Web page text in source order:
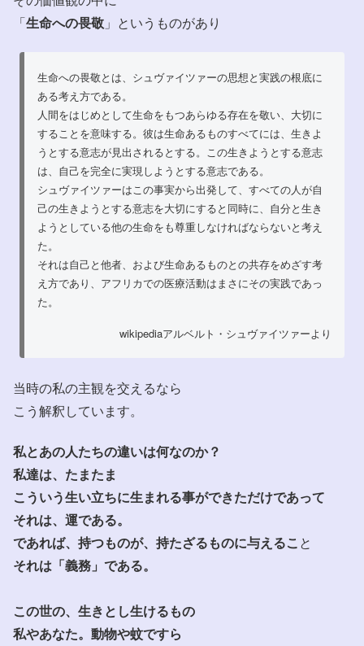
「生命への畏敬 」というものがあり
生命への畏敬とは、シュヴァイツァーの思想と実践の根底に
ある考え方である。
人間をはじめとして生命をもつあらゆる存在を敬い、大切に
することを意味する。彼は生命あるものすべてには、生きよ
うとする意志が見出されるとする。この生きようとする意志
は、自己を完全に実現しようとする意志である。
シュヴァイツァーはこの事実から出発して、すべての人が自
己の生きようとする意志を大切にすると同時に、自分と生き
ようとしている他の生命をも尊重しなければならないと考え
た。
それは自己と他者、および生命あるものとの共存をめざす考
え方であり、アフリカでの医療活動はまさにその実践であっ
た。
wikipediaアルベルト・シュヴァイツァーより
当時の私の主観を交えるなら
こう解釈しています。
私とあの人たちの違いは何なのか？
私達は、たまたま
こういう生い立ちに生まれる事ができただけであって
それは、運である。
であれば、持つものが、持たざるものに与えること
それは「義務」である。
この世の、生きとし生けるもの
私やあなた。動物や蚊ですら